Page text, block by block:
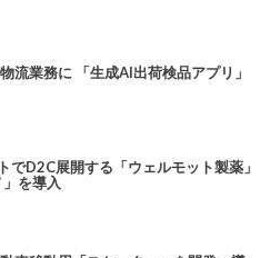
流業務に 「生成AI出荷検品アプリ」
でD2C展開する「ウェルモット製薬」
を導入